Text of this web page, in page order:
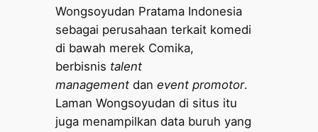
Wongsoyudan Pratama Indonesia
sebagai perusahaan terkait komedi
di bawah merek Comika,
berbisnis talent
managementdanevent promotor.
Laman Wongsoyudan di situs itu
juga menampilkan data buruh yang